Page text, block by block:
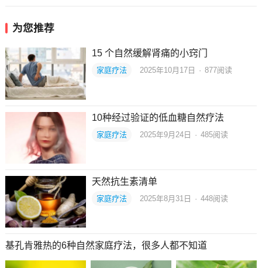
为您推荐
15 个自然缓解肾痛的小窍门
家庭疗法 2025年10月17日 · 877阅读
10种经过验证的低血糖自然疗法
家庭疗法 2025年9月24日 · 485阅读
天然抗生素清单
家庭疗法 2025年8月31日 · 448阅读
基孔肯雅热的6种自然家庭疗法，很多人都不知道